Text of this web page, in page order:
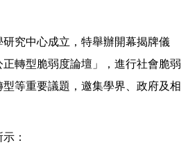
究中心成立，特舉辦開幕揭牌儀
轉型脆弱度論壇」，進行社會脆弱
等重要議題，邀集學界、政府及相
：